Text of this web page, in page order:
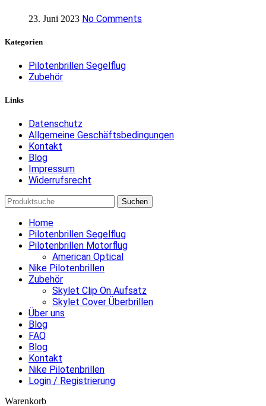
23. Juni 2023 No Comments
Kategorien
Pilotenbrillen Segelflug
Zubehör
Links
Datenschutz
Allgemeine Geschäftsbedingungen
Kontakt
Blog
Impressum
Widerrufsrecht
Suchen
Home
Pilotenbrillen Segelflug
Pilotenbrillen Motorflug
American Optical
Nike Pilotenbrillen
Zubehör
Skylet Clip On Aufsatz
Skylet Cover Überbrillen
Über uns
Blog
FAQ
Blog
Kontakt
Nike Pilotenbrillen
Login / Registrierung
Warenkorb